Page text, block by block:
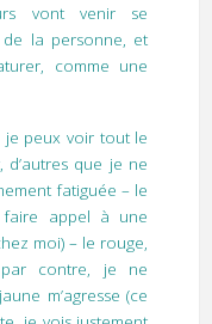
vont venir se
de la personne, et
comme une
je peux voir tout le
d’autres que je ne
fatiguée – le
faire appel à une
moi) – le rouge,
par contre, je ne
m’agresse (ce